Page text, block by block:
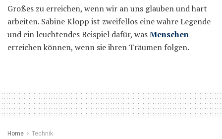
Großes zu erreichen, wenn wir an uns glauben und hart
arbeiten. Sabine Klopp ist zweifellos eine wahre Legende
und ein leuchtendes Beispiel dafür, wasMenschen
erreichen können, wenn sie ihren Träumen folgen.
Home Technik